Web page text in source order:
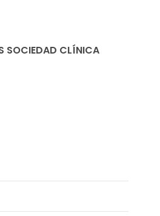
SOCIEDAD CLÍNICA